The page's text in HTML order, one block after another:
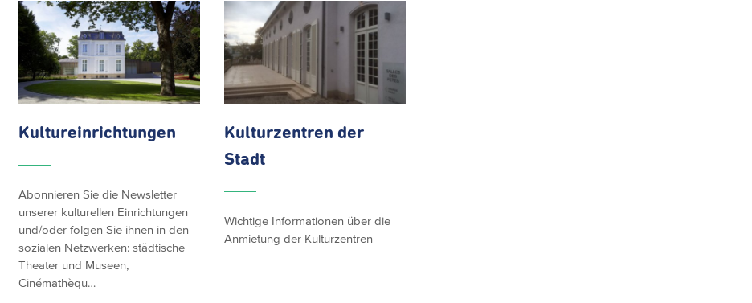
Kultureinrichtungen
Abonnieren Sie die Newsletter
unserer kulturellen Einrichtungen
und/oder folgen Sie ihnen in den
sozialen Netzwerken: städtische
Theater und Museen,
Cinémathèqu…
Kulturzentren der
Stadt
Wichtige Informationen über die
Anmietung der Kulturzentren